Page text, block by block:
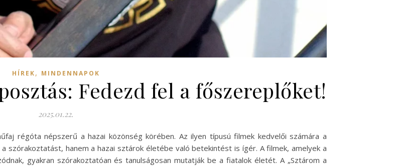
HÍREK, MINDENNAPOK
Fedezd fel a főszereplőket!
2025.01.22.
régóta népszerű a hazai közönség körében. Az ilyen típusú filmek kedvelői számára a
szórakoztatást, hanem a hazai sztárok életébe való betekintést is ígér. A filmek, amelyek a
gyakran szórakoztatóan és tanulságosan mutatják be a fiatalok életét. A „Sztárom a